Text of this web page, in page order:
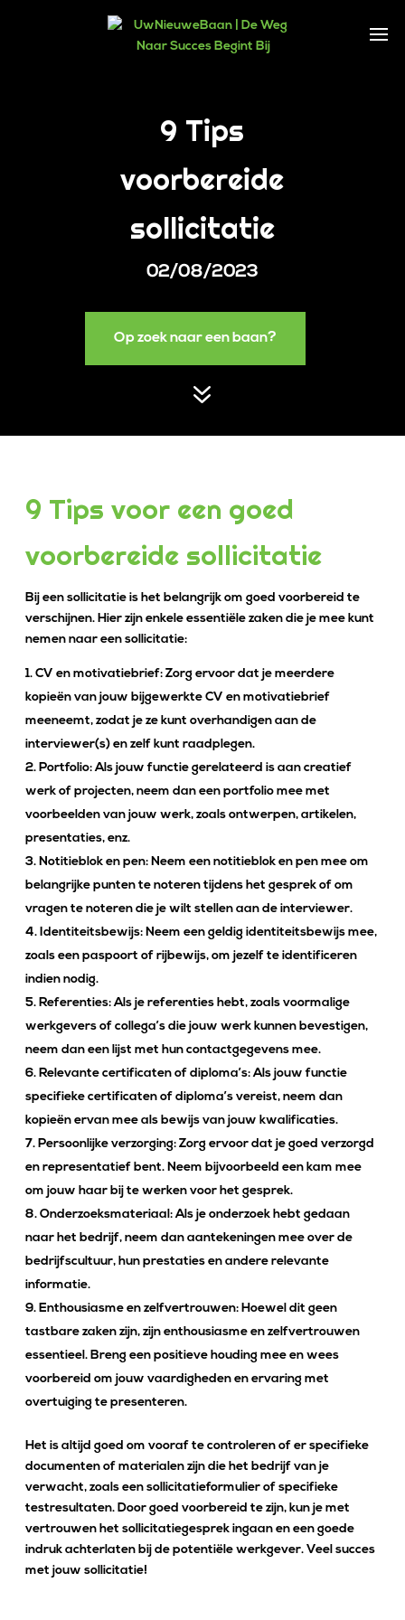
9 Tips
voorbereide
sollicitatie
02/08/2023
Op zoek naar een baan?
7
9 Tips voor een goed
voorbereide sollicitatie
Bij een sollicitatie is het belangrijk om goed voorbereid te
verschijnen. Hier zijn enkele essentiële zaken die je mee kunt
nemen naar een sollicitatie:
CV en motivatiebrief: Zorg ervoor dat je meerdere
kopieën van jouw bijgewerkte CV en motivatiebrief
meeneemt, zodat je ze kunt overhandigen aan de
interviewer(s) en zelf kunt raadplegen.
Portfolio: Als jouw functie gerelateerd is aan creatief
werk of projecten, neem dan een portfolio mee met
voorbeelden van jouw werk, zoals ontwerpen, artikelen,
presentaties, enz.
Notitieblok en pen: Neem een notitieblok en pen mee om
belangrijke punten te noteren tijdens het gesprek of om
vragen te noteren die je wilt stellen aan de interviewer.
Identiteitsbewijs: Neem een geldig identiteitsbewijs mee,
zoals een paspoort of rijbewijs, om jezelf te identificeren
indien nodig.
Referenties: Als je referenties hebt, zoals voormalige
werkgevers of collega’s die jouw werk kunnen bevestigen,
neem dan een lijst met hun contactgegevens mee.
Relevante certificaten of diploma’s: Als jouw functie
specifieke certificaten of diploma’s vereist, neem dan
kopieën ervan mee als bewijs van jouw kwalificaties.
Persoonlijke verzorging: Zorg ervoor dat je goed verzorgd
en representatief bent. Neem bijvoorbeeld een kam mee
om jouw haar bij te werken voor het gesprek.
Onderzoeksmateriaal: Als je onderzoek hebt gedaan
naar het bedrijf, neem dan aantekeningen mee over de
bedrijfscultuur, hun prestaties en andere relevante
informatie.
Enthousiasme en zelfvertrouwen: Hoewel dit geen
tastbare zaken zijn, zijn enthousiasme en zelfvertrouwen
essentieel. Breng een positieve houding mee en wees
voorbereid om jouw vaardigheden en ervaring met
overtuiging te presenteren.
Het is altijd goed om vooraf te controleren of er specifieke
documenten of materialen zijn die het bedrijf van je
verwacht, zoals een sollicitatieformulier of specifieke
testresultaten. Door goed voorbereid te zijn, kun je met
vertrouwen het sollicitatiegesprek ingaan en een goede
indruk achterlaten bij de potentiële werkgever. Veel succes
met jouw sollicitatie!